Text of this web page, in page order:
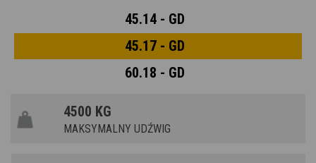
45.14 - GD
45.17 - GD
60.18 - GD
4500 KG
MAKSYMALNY UDŹWIG